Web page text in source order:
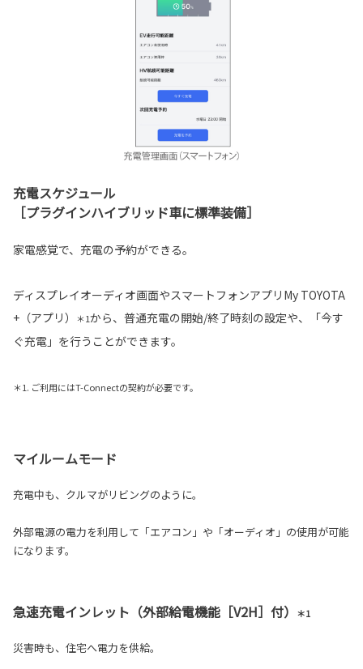
充電スケジュール
［プラグインハイブリッド車に標準装備］
家電感覚で、充電の予約ができる。
ディスプレイオーディオ画面やスマートフォンアプリMy TOYOTA
+（アプリ）
＊1から、普通充電の開始/終了時刻の設定や、「今す
ぐ充電」を行うことができます。
＊1. ご利用にはT-Connectの契約が必要です。
マイルームモード
充電中も、クルマがリビングのように。
外部電源の電力を利用して「エアコン」や「オーディオ」の使用が可能
になります。
急速充電インレット（外部給電機能［V2H］付） ＊1
災害時も、住宅へ電力を供給。